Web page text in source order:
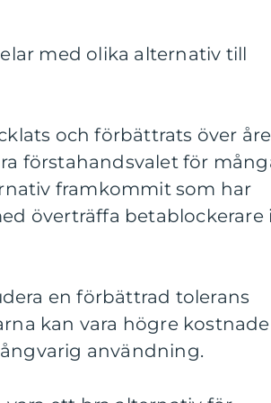
med olika alternativ till
och förbättrats över
förstahandsvalet för
framkommit som har
överträffa betablockerare i
en förbättrad tolerans
kan vara högre
användning.